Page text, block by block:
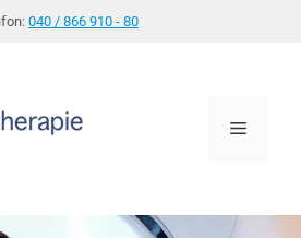
040 / 866 910 - 80
Menü